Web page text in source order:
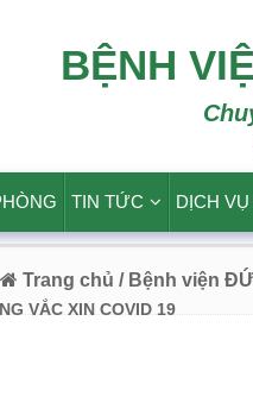
BỆNH
TIN TỨC DỊCH VỤ
Trang chủ / Bệnh viện
VẮC XIN COVID 19